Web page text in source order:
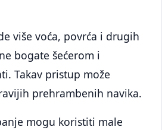
više voća, povrća i drugih
bogate šećerom i
Takav pristup može
prehrambenih navika.
mogu koristiti male